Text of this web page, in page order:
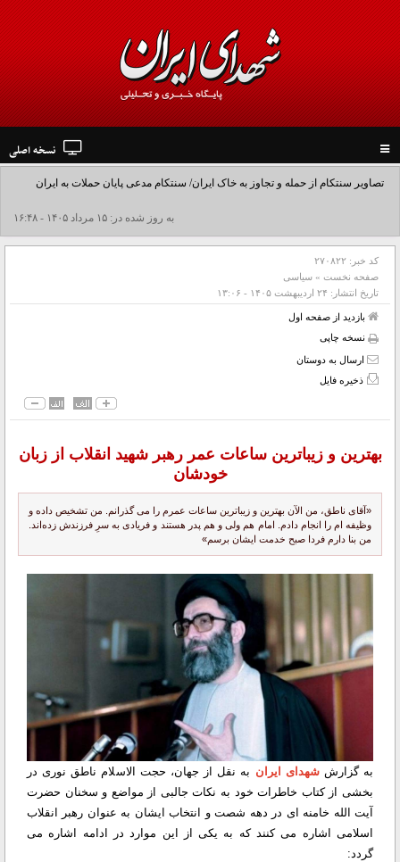
navigation
نسخه اصلی
تصاویر سنتکام از حمله و تجاوز به خاک ایران/ سنتکام مدعی پایان حملات به ایران
شد+فیلم به روز شده در: ۱۵ مرداد ۱۴۰۵ - ۱۶:۴۸
کد خبر: ۲۷۰۸۲۲
صفحه نخست » سیاسی
تاریخ انتشار: ۲۴ ارديبهشت ۱۴۰۵ - ۱۳:۰۶
بازدید از صفحه اول
نسخه چاپی
ارسال به دوستان
ذخیره فایل
بهترین و زیباترین ساعات عمر رهبر شهید انقلاب از زبان
خودشان
«آقای ناطق، من الآن بهترین و زیباترین ساعات عمرم را می گذرانم. من تشخیص داده و
وظیفه ام را انجام دادم. امام هم ولی و هم پدر هستند و فریادی به سرِ فرزندش زده‌اند.
من بنا دارم فردا صبح خدمت ایشان برسم»
به گزارششهدای ایران به نقل از جهان، حجت الاسلام ناطق نوری در
بخشی از کتاب خاطرات خود به نکات جالبی از مواضع و سخنان حضرت
آیت الله خامنه ای در دهه شصت و انتخاب ایشان به عنوان رهبر انقلاب
اسلامی اشاره می کنند که به یکی از این موارد در ادامه اشاره می
گردد: